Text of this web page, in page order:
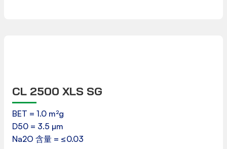
CL 2500 XLS SG
BET = 1.0 m²g
D50 = 3.5 µm
Na2O 含量 = ≤0.03